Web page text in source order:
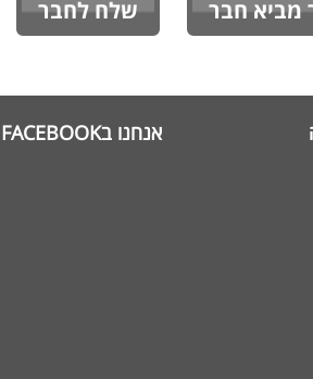
מביא חבר שלח לחבר
אנחנו בFACEBOOK